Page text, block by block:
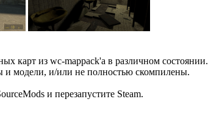
карт из wc-mappack'а в различном состоянии.
и модели, и/или не полностью скомпилены.
и перезапустите Steam.